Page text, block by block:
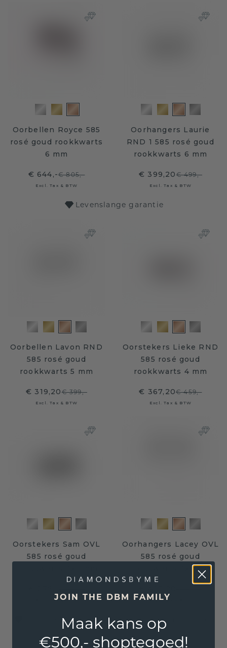
Oorbellen Royce 585
rosé goud rookkwarts
6 mm
€ 644,-€ 805,-
Excl. Tax & BTW
Oorhangers Laurie
RND 1 585 rosé goud
rookkwarts 6 mm
€ 399,20€ 499,-
Excl. Tax & BTW
Levenslange garantie
Oorbellen Lavon RND
585 rosé goud
rookkwarts 5 mm
€ 319,20€ 399,-
Excl. Tax & BTW
Oorstekers Lieke RND
585 rosé goud
rookkwarts 4 mm
€ 367,20€ 459,-
Excl. Tax & BTW
Oorstekers Sam OVL
585 rosé goud
Excl. Tax & BTW
Oorhangers Lacey OVL
585 rosé goud
rookkwarts 7x5 mm
Excl. Tax & BTW
Gemaakt van duurzame en eerlijke materialen
JOIN THE DBM FAMILY
Maak kans op
€500,- shoptegoed!